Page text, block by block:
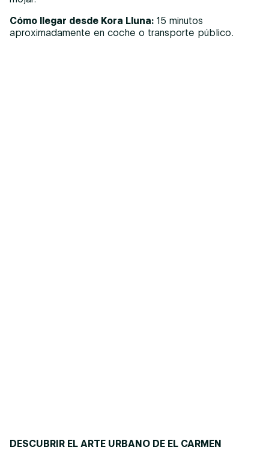
Cómo llegar desde Kora Lluna: 15 minutos
aproximadamente en coche o transporte público.
DESCUBRIR EL ARTE URBANO DE EL CARMEN